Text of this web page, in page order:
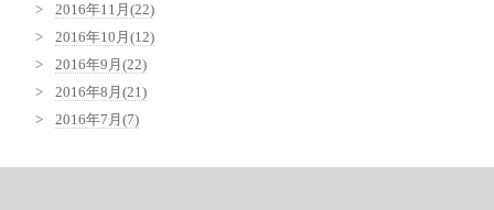
2016年11月(22)
2016年10月(12)
2016年9月(22)
2016年8月(21)
2016年7月(7)